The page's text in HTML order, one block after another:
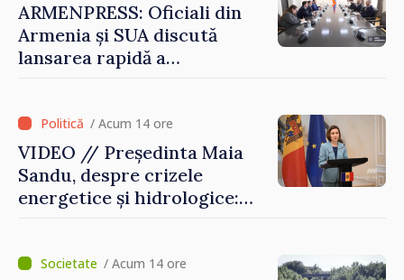
ARMENPRESS: Oficiali din
Armenia și SUA discută
lansarea rapidă a
/ Acum 14 ore
VIDEO // Președinta Maia
Sandu, despre crizele
energetice și hidrologice:
consecințele”/ Acum 14 ore